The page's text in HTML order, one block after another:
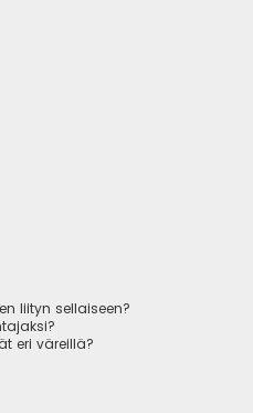
liityn sellaiseen?
eri väreillä?